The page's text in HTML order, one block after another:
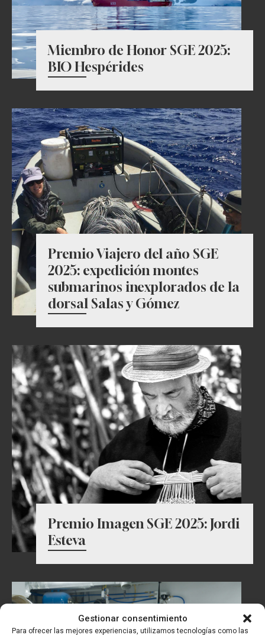
Gestionar consentimiento
Para ofrecer las mejores experiencias, utilizamos tecnologías como las
Miembro de Honor SGE 2025:
BIO Hespérides
Premio Viajero del año SGE
2025: expedición montes
submarinos inexplorados de la
dorsal Salas y Gómez
Premio Imagen SGE 2025: Jordi
Esteva